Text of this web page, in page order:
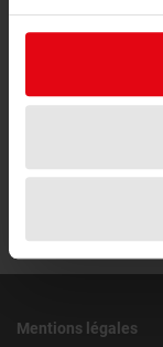
Accessoires
Mentions légales